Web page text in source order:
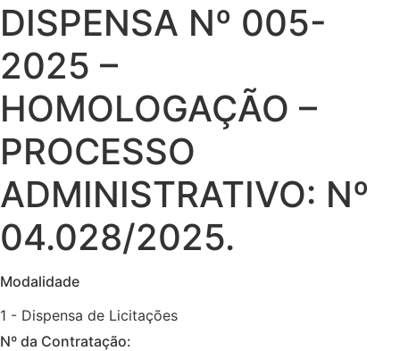
DISPENSA Nº 005-
2025 –
HOMOLOGAÇÃO –
PROCESSO
ADMINISTRATIVO: Nº
04.028/2025.
Modalidade
1 - Dispensa de Licitações
Nº da Contratação: